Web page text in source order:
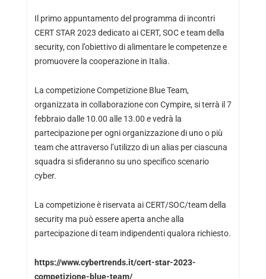
Il primo appuntamento del programma di incontri
CERT STAR 2023 dedicato ai CERT, SOC e team della
security, con l’obiettivo di alimentare le competenze e
promuovere la cooperazione in Italia.
La competizione Competizione Blue Team,
organizzata in collaborazione con Cympire, si terrà il 7
febbraio dalle 10.00 alle 13.00 e vedrà la
partecipazione per ogni organizzazione di uno o più
team che attraverso l’utilizzo di un alias per ciascuna
squadra si sfideranno su uno specifico scenario
cyber.
La competizione è riservata ai CERT/SOC/team della
security ma può essere aperta anche alla
partecipazione di team indipendenti qualora richiesto.
https://www.cybertrends.it/cert-star-2023-
competizione-blue-team/